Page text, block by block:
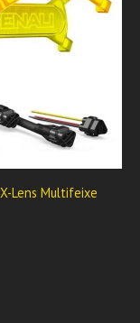
Lens Multifeixe